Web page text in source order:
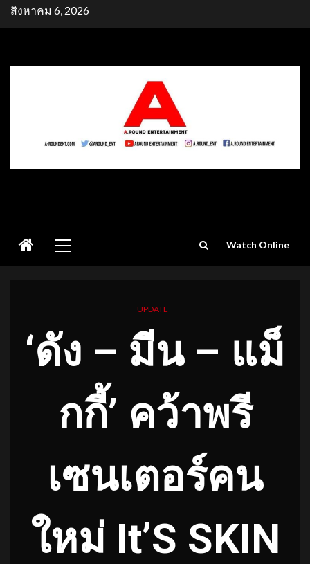
Skipสิงหาคม 6, 2026
Menu
Watch Online
UPDATE
‘ดัง – มีน – แม็
กกี้’ คว้าพรี
เซนเตอร์คน
ใหม่ It’S SKIN